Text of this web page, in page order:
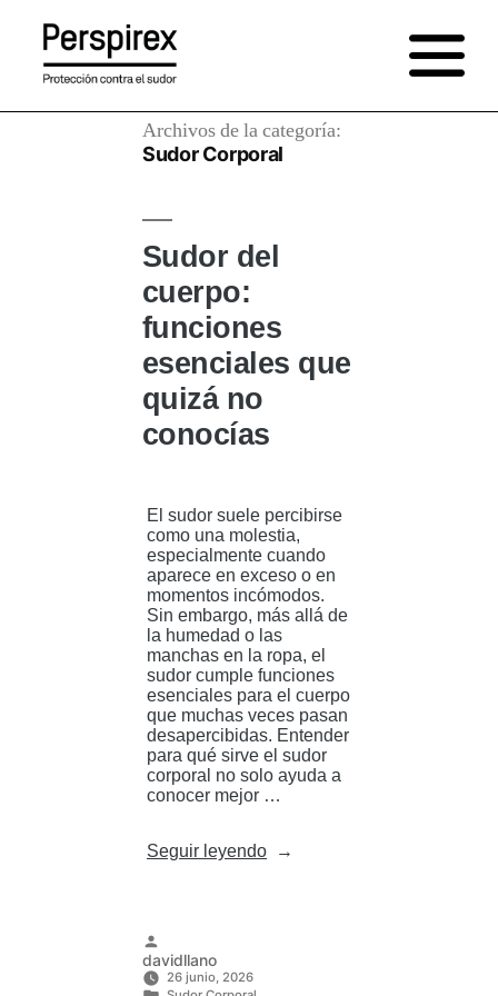
contenido
Archivos de la categoría:
Sudor Corporal
Sudor del
cuerpo:
funciones
esenciales que
quizá no
conocías
El sudor suele percibirse
como una molestia,
especialmente cuando
aparece en exceso o en
momentos incómodos.
Sin embargo, más allá de
la humedad o las
manchas en la ropa, el
sudor cumple funciones
esenciales para el cuerpo
que muchas veces pasan
desapercibidas. Entender
para qué sirve el sudor
corporal no solo ayuda a
conocer mejor …
Seguir leyendo«Sudor
Publicado
por
davidllano
26 junio, 2026